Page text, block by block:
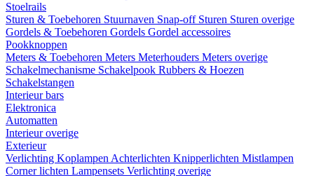
Stoelrails
Sturen & Toebehoren Stuurnaven Snap-off Sturen Sturen overige
Gordels & Toebehoren Gordels Gordel accessoires
Pookknoppen
Meters & Toebehoren Meters Meterhouders Meters overige
Schakelmechanisme Schakelpook Rubbers & Hoezen
Schakelstangen
Interieur bars
Elektronica
Automatten
Interieur overige
Exterieur
Verlichting Koplampen Achterlichten Knipperlichten Mistlampen
Corner lichten Lampensets Verlichting overige